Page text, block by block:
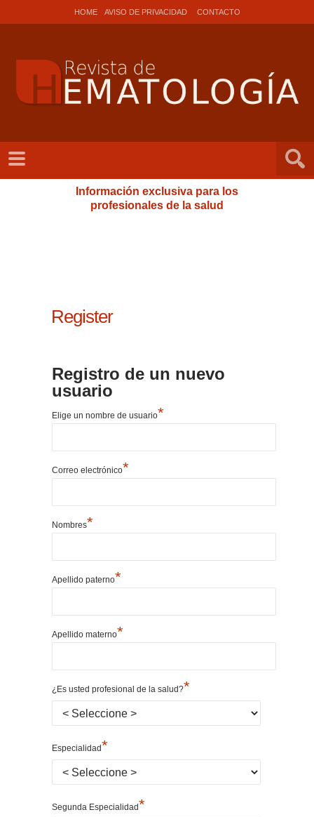
HOME AVISO DE PRIVACIDAD CONTACTO
Información exclusiva para los
profesionales de la salud
Register
Registro de un nuevo
usuario
Elige un nombre de usuario*
Correo electrónico*
Nombres*
Apellido paterno*
Apellido materno*
¿Es usted profesional de la salud?*
Especialidad*
Segunda Especialidad*